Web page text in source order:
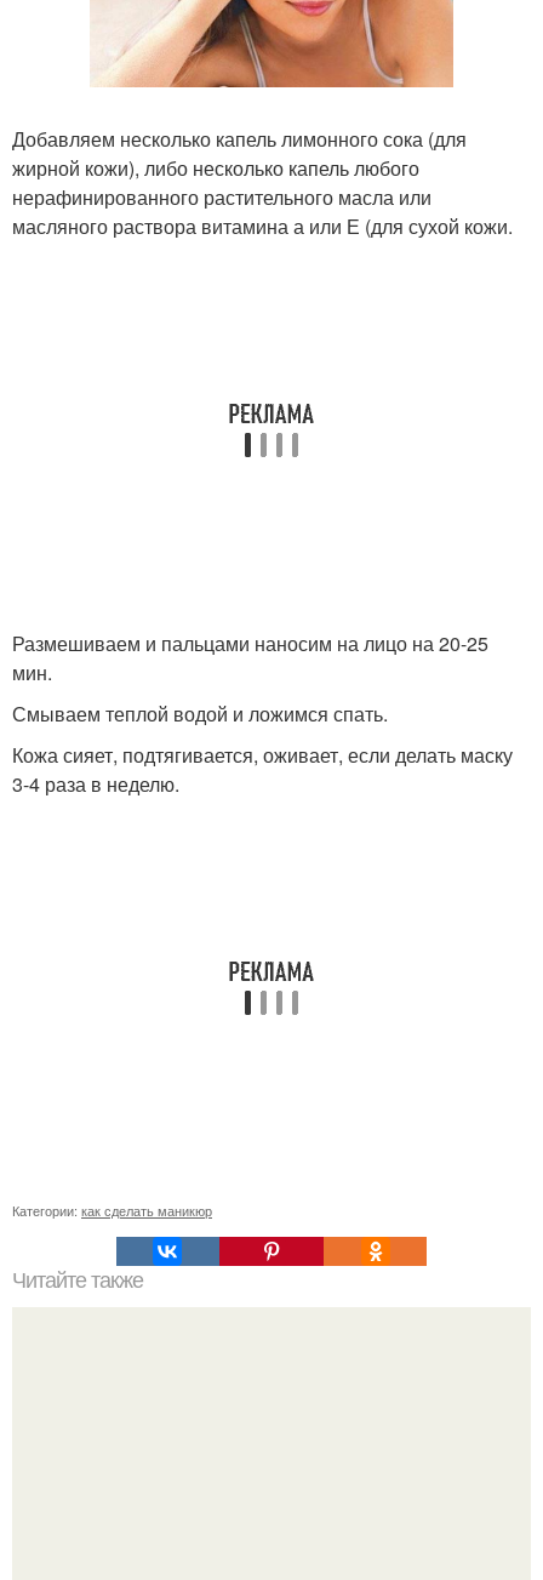
Добавляем несколько капель лимонного сока (для
жирной кожи), либо несколько капель любого
нерафинированного растительного масла или
масляного раствора витамина а или Е (для сухой кожи.
Размешиваем и пальцами наносим на лицо на 20-25
мин.
Смываем теплой водой и ложимся спать.
Кожа сияет, подтягивается, оживает, если делать маску
3-4 раза в неделю.
Категории: как сделать маникюр
Читайте также